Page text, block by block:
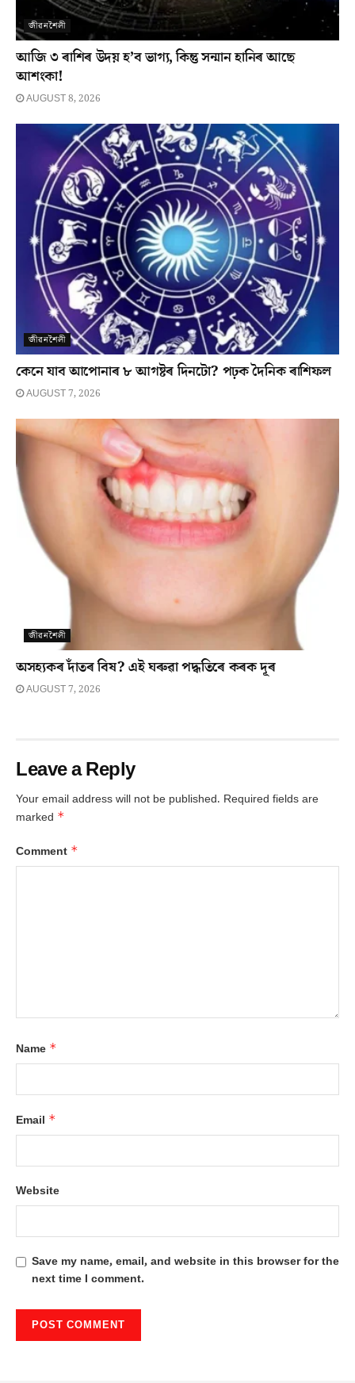
জীৱনশৈলী
আজি ৩ ৰাশিৰ উদয় হ’ব ভাগ্য, কিন্তু সন্মান হানিৰ আছে
আশংকা!
AUGUST 8, 2026
জীৱনশৈলী
কেনে যাব আপোনাৰ ৮ আগষ্টৰ দিনটো? পঢ়ক দৈনিক ৰাশিফল
AUGUST 7, 2026
জীৱনশৈলী
অসহ্যকৰ দাঁতৰ বিষ? এই ঘৰুৱা পদ্ধতিৰে কৰক দূৰ
AUGUST 7, 2026
Leave a Reply
Your email address will not be published. Required fields are
marked *
Comment *
Name *
Email *
Website
Save my name, email, and website in this browser for the
next time I comment.